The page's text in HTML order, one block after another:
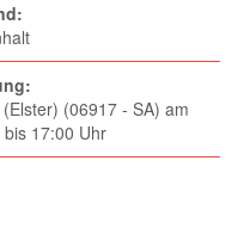
(06917 - SA) am
17:00 Uhr